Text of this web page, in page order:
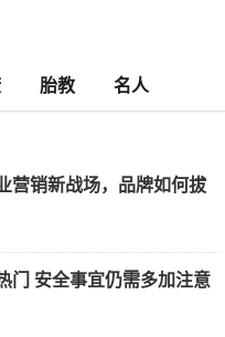
胎教 名人
营销新战场，品牌如何拔
门 安全事宜仍需多加注意